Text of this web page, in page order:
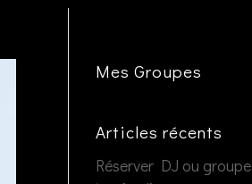
Mes Groupes
Articles récents
Réserver DJ ou groupe